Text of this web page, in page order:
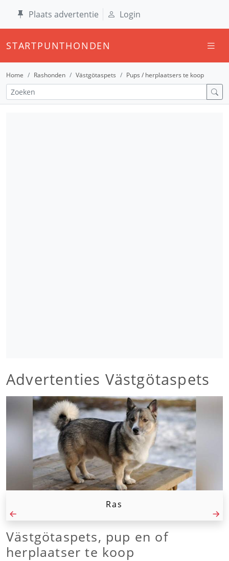
Plaats advertentie Login
STARTPUNTHONDEN
Home Rashonden Västgötaspets Pups / herplaatsers te koop
Advertenties Västgötaspets
Ras
Västgötaspets, pup en of
herplaatser te koop